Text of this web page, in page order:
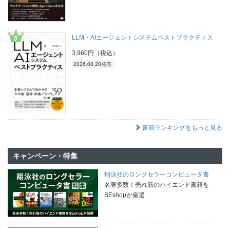
LLM・AIエージェントシステムベストプラクティス
3,960円（税込）
2026.08.20発売
書籍ランキングをもっと見る
キャンペーン・特集
翔泳社のロングセラーコンピュータ書
名著多数！売れ筋のハイエンド書籍を
SEshopが厳選